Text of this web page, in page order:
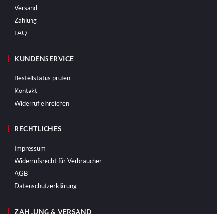
Versand
Zahlung
FAQ
KUNDENSERVICE
Bestellstatus prüfen
Kontakt
Widerruf einreichen
RECHTLICHES
Impressum
Widerrufsrecht für Verbraucher
AGB
Datenschutzerklärung
ZAHLUNG & VERSAND